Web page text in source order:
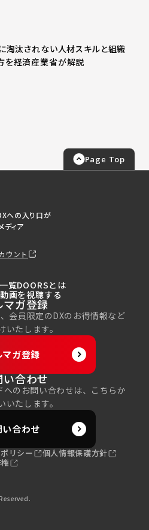
淘汰されない人材スキルと組織
を経済産業省が解説
Page Top
への入り口が
ディア
ウント
覧DOORSとは
動画を視聴する
マガ登録
会員限定のDXのお得情報など
いたします。
マガ登録
い合わせ
へのお問い合わせは、こちらか
いたします。
い合わせ
リシー
個人情報保護方針